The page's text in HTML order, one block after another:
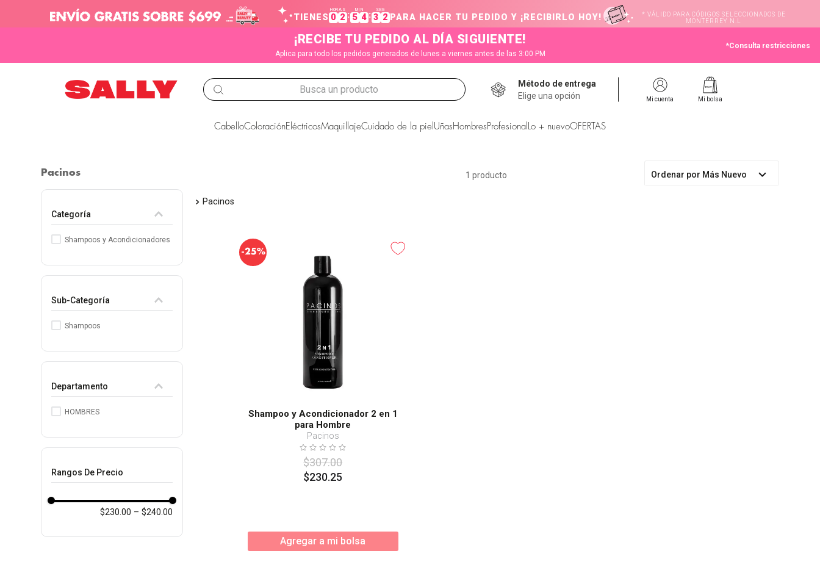
TIENES
HORAS
0 2 :
MIN
5 4:
SEG
3 2 PARA HACER TU PEDIDO Y ¡RECIBIRLO HOY!
* VÁLIDO PARA CÓDIGOS SELECCIONADOS DE
MONTERREY N.L
¡RECIBE TU PEDIDO AL DÍA SIGUIENTE!
Aplica para todo los pedidos generados de lunes a viernes antes de las 3:00 PM
*Consulta restricciones
Busca un producto
Método de entrega
Elige una opción
Mi cuenta Mi bolsa
CabelloColoraciónEléctricosMaquillajeCuidado de la piel Uñas Hombres Profesional Lo + nuevoOFERTAS
Pacinos
Categoría
Shampoos y Acondicionadores
Sub-Categoría
Shampoos
Departamento
HOMBRES
Rangos De Precio
$230.00 – $240.00
1 producto Ordenar por Más Nuevo
Pacinos
-25%
Shampoo y Acondicionador 2 en 1
para Hombre
Pacinos
$307.00
$230.25
Agregar a mi bolsa
TÉRMINOS MÁS BUSCADOS
ion
manic panic